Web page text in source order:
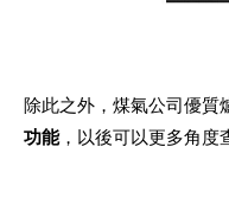
除此之外，煤氣公司優質
功能，以後可以更多角度